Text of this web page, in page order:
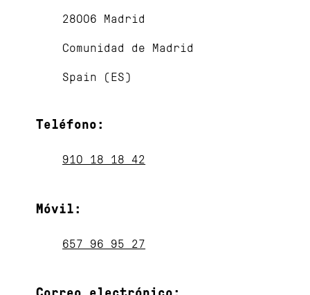
28006 Madrid
Comunidad de Madrid
Spain (ES)
Teléfono:
910 18 18 42
Móvil:
657 96 95 27